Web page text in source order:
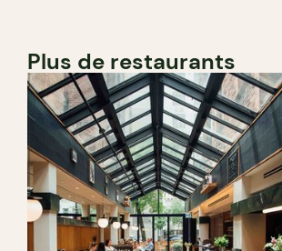
Plus de restaurants